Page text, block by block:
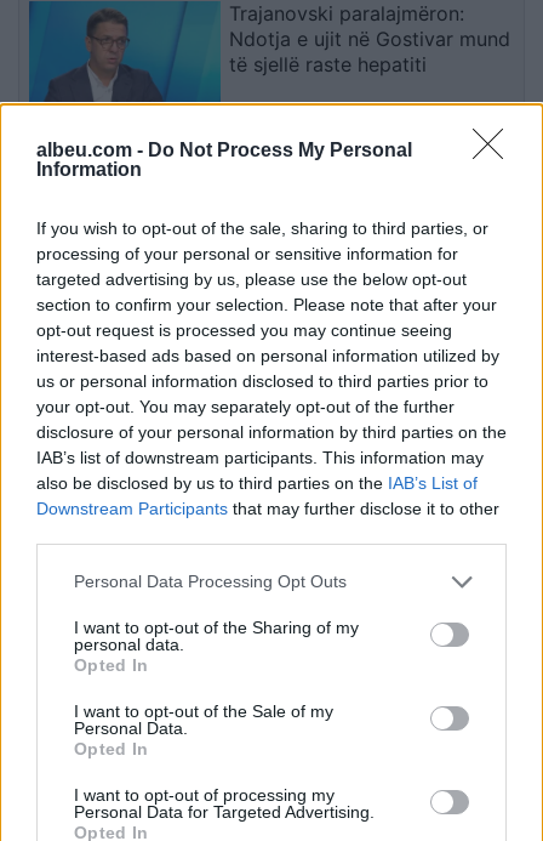
albeu.com - Do Not Process My Personal
Information
If you wish to opt-out of the sale, sharing to third parties, or
processing of your personal or sensitive information for
targeted advertising by us, please use the below opt-out
section to confirm your selection. Please note that after your
opt-out request is processed you may continue seeing
interest-based ads based on personal information utilized by
us or personal information disclosed to third parties prior to
your opt-out. You may separately opt-out of the further
disclosure of your personal information by third parties on the
IAB’s list of downstream participants. This information may
also be disclosed by us to third parties on the IAB’s List of
Downstream Participants that may further disclose it to other
Personal Data Processing Opt Outs
I want to opt-out of the Sharing of my
personal data.
Opted In
I want to opt-out of the Sale of my
Personal Data.
Opted In
I want to opt-out of processing my
Personal Data for Targeted Advertising.
Opted In
Trajanovski paralajmëron:
Ndotja e ujit në Gostivar mund
të sjellë raste hepatiti
Foto/ Sydney Sweeney tërheq
Esim for Global
for Turkey|Esim for Germany|Esim for Greece |
for Asia|Esim for World Cup 2026